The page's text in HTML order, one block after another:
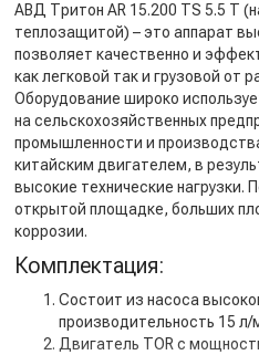
АВД Тритон AR 15.200 TS 5.5 Т
теплозащитой) – это аппарат
позволяет качественно и
как легковой так и грузовой от
Оборудование широко
на сельскохозяйственных
промышленности и
китайским двигателем, в
высокие технические нагрузки.
открытой площадке, больших
коррозии.
Комплектация:
Состоит из насоса
производительность 15
Двигатель TOR с